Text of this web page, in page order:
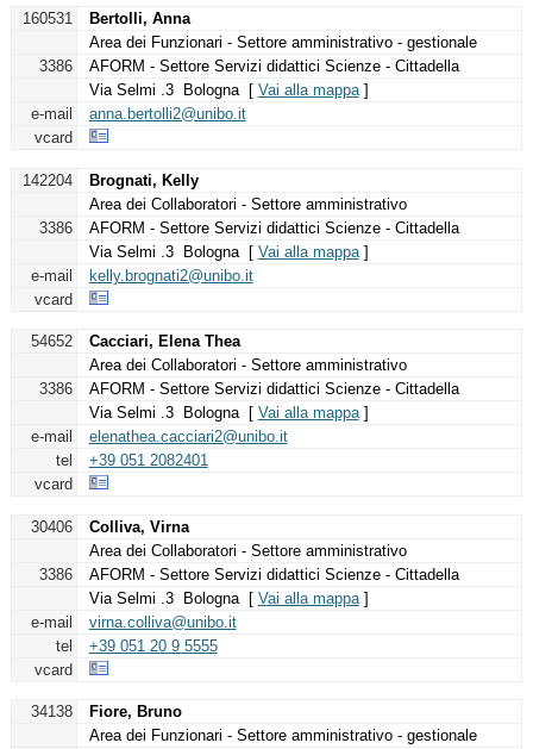
160531
Bertolli, Anna
Area dei Funzionari - Settore amministrativo - gestionale
3386
AFORM - Settore Servizi didattici Scienze - Cittadella
Via Selmi .3 Bologna [ Vai alla mappa]
e-mail
anna.bertolli2@unibo.it
vcard
142204
Brognati, Kelly
Area dei Collaboratori - Settore amministrativo
3386
AFORM - Settore Servizi didattici Scienze - Cittadella
Via Selmi .3 Bologna [ Vai alla mappa]
e-mail
kelly.brognati2@unibo.it
vcard
54652
Cacciari, Elena Thea
Area dei Collaboratori - Settore amministrativo
3386
AFORM - Settore Servizi didattici Scienze - Cittadella
Via Selmi .3 Bologna [ Vai alla mappa]
e-mail
elenathea.cacciari2@unibo.it
tel
+39 051 2082401
vcard
30406
Colliva, Virna
Area dei Collaboratori - Settore amministrativo
3386
AFORM - Settore Servizi didattici Scienze - Cittadella
Via Selmi .3 Bologna [ Vai alla mappa]
e-mail
virna.colliva@unibo.it
tel
+39 051 20 9 5555
vcard
34138
Fiore, Bruno
Area dei Funzionari - Settore amministrativo - gestionale